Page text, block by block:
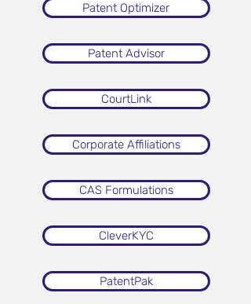
Patent Optimizer
Patent Advisor
CourtLink
Corporate Affiliations
CAS Formulations
CleverKYC
PatentPak